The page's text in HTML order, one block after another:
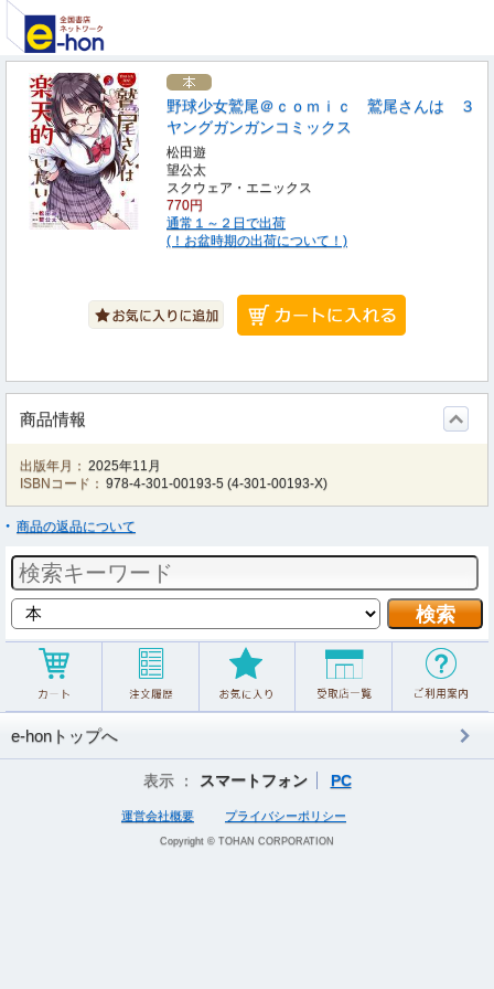
野球少女鷲尾＠ｃｏｍｉｃ 鷲尾さんは ３
ヤングガンガンコミックス
松田遊
望公太
スクウェア・エニックス
770円
通常１～２日で出荷
(！お盆時期の出荷について！)
商品情報
出版年月： 2025年11月
ISBNコード： 978-4-301-00193-5 (4-301-00193-X)
商品の返品について
e-honトップへ
表示 ： スマートフォン PC
運営会社概要 プライバシーポリシー
Copyright © TOHAN CORPORATION